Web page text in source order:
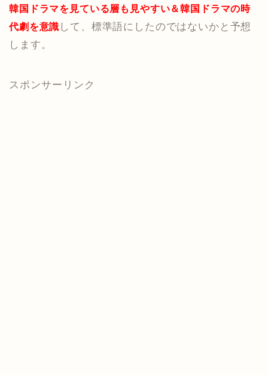
韓国ドラマを見ている層も見やすい＆韓国ドラマの時
代劇を意識 して、標準語にしたのではないかと予想
します。
スポンサーリンク